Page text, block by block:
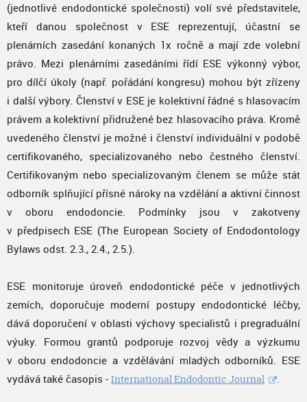
(jednotlivé endodontické společnosti) volí své představitele,
kteří danou společnost v ESE reprezentují, účastní se
plenárních zasedání konaných 1x ročně a mají zde volební
právo. Mezi plenárními zasedáními řídí ESE výkonný výbor,
pro dílčí úkoly (např. pořádání kongresu) mohou být zřízeny
i další výbory. Členství v ESE je kolektivní řádné s hlasovacím
právem a kolektivní přidružené bez hlasovacího práva. Kromě
uvedeného členství je možné i členství individuální v podobě
certifikovaného, specializovaného nebo čestného členství.
Certifikovaným nebo specializovaným členem se může stát
odborník splňující přísné nároky na vzdělání a aktivní činnost
v oboru endodoncie. Podmínky jsou v zakotveny
v předpisech ESE (The European Society of Endodontology
Bylaws odst. 2.3., 2.4., 2.5.).
ESE monitoruje úroveň endodontické péče v jednotlivých
zemích, doporučuje moderní postupy endodontické léčby,
dává doporučení v oblasti výchovy specialistů i pregraduální
výuky. Formou grantů podporuje rozvoj vědy a výzkumu
v oboru endodoncie a vzdělávání mladých odborníků. ESE
vydává také časopis - International Endodontic Journal .